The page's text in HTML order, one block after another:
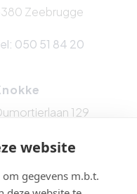
Zeebrugge
050 51 84 20
129
website
gegevens m.b.t.